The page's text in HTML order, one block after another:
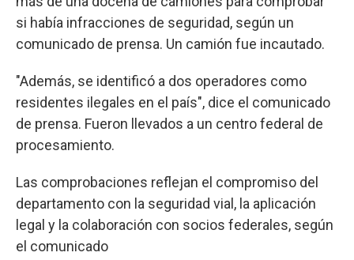
si había infracciones de seguridad, según un
comunicado de prensa. Un camión fue incautado.
"Además, se identificó a dos operadores como
residentes ilegales en el país", dice el comunicado
de prensa. Fueron llevados a un centro federal de
procesamiento.
Las comprobaciones reflejan el compromiso del
departamento con la seguridad vial, la aplicación
legal y la colaboración con socios federales, según
el comunicado